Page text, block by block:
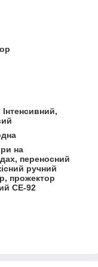
на
переносний
ручний
прожектор
CE-92